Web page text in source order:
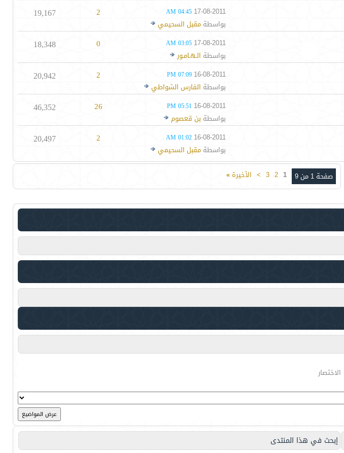
17-08-2011
04:45 AM
بواسطةمقبل السحيمي
2
19,167
17-08-2011
03:05 AM
بواسطة الـهـامـور
0
18,348
16-08-2011
07:09 PM
بواسطة الفارس الشواطي
2
20,942
16-08-2011
05:51 PM
بواسطة بن قعصوم
26
46,352
16-08-2011
01:02 AM
بواسطةمقبل السحيمي
2
20,497
صفحة 1 من 9 1
2
3
> الأخيرة»
الاختصار
إبحث في هذا المنتدى